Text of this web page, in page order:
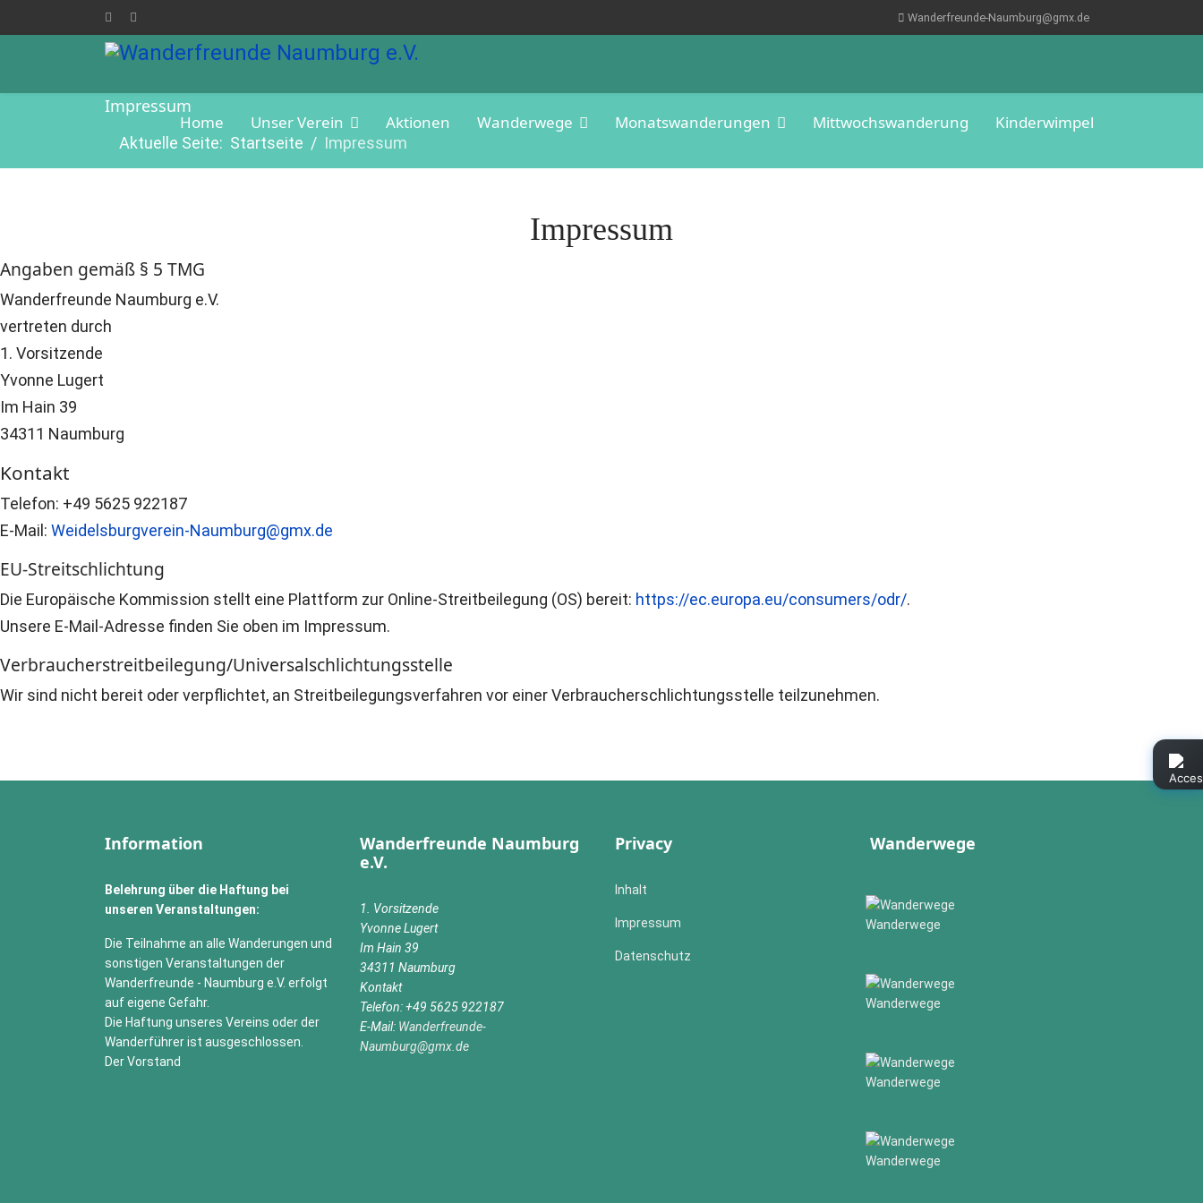
Wanderfreunde-Naumburg@gmx.de
Home Unser Verein Aktionen Wanderwege Monatswanderungen Mittwochswanderung Kinderwimpel
Impressum
Aktuelle Seite: Startseite Impressum
Impressum
Angaben gemäß § 5 TMG
Wanderfreunde Naumburg e.V.
vertreten durch
1. Vorsitzende
Yvonne Lugert
Im Hain 39
34311 Naumburg
Kontakt
Telefon: +49 5625 922187
E-Mail: Weidelsburgverein-Naumburg@gmx.de
EU-Streitschlichtung
Die Europäische Kommission stellt eine Plattform zur Online-Streitbeilegung (OS) bereit: https://ec.europa.eu/consumers/odr/.
Unsere E-Mail-Adresse finden Sie oben im Impressum.
Verbraucher­streit­beilegung/Universal­schlichtungs­stelle
Wir sind nicht bereit oder verpflichtet, an Streitbeilegungsverfahren vor einer Verbraucherschlichtungsstelle teilzunehmen.
Information
Belehrung über die Haftung bei
unseren Veranstaltungen:
Die Teilnahme an alle Wanderungen und
sonstigen Veranstaltungen der
Wanderfreunde - Naumburg e.V. erfolgt
auf eigene Gefahr.
Die Haftung unseres Vereins oder der
Wanderführer ist ausgeschlossen.
Der Vorstand
Wanderfreunde Naumburg
e.V.
1. Vorsitzende
Yvonne Lugert
Im Hain 39
34311 Naumburg
Kontakt
Telefon: +49 5625 922187
E-Mail: Wanderfreunde-
Naumburg@gmx.de
Privacy
Inhalt
Impressum
Datenschutz
Wanderwege
Wanderwege
Wanderwege
Wanderwege
Wanderwege